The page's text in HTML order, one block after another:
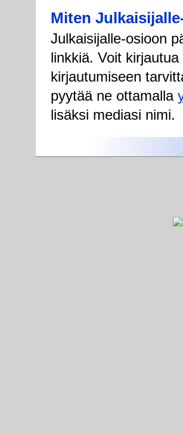
Miten
Julkaisijalle-osioon
linkkiä. Voit
kirjautumiseen
pyytää ne ottamalla
lisäksi mediasi nimi.